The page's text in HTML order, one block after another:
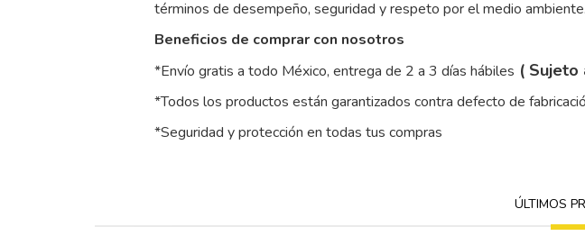
términos de desempeño, seguridad y respeto por el medio ambiente.
Beneficios de comprar con nosotros
*Envío gratis a todo México, entrega de 2 a 3 días hábiles ( Sujeto
*Todos los productos están garantizados contra defecto de
*Seguridad y protección en todas tus compras
ÚLTIMOS